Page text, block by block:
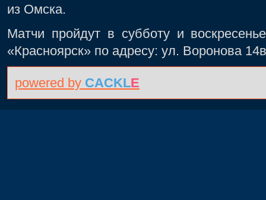
из Омска.
Матчи пройдут в субботу и
«Красноярск» по адресу: ул. Воронова
powered by CACKLE